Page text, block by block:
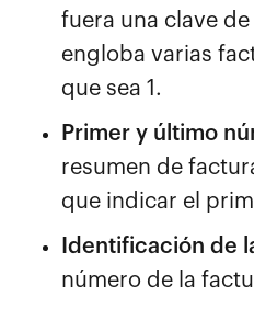
fuera una clave
engloba varias
que sea 1.
Primer y último
resumen de
que indicar el
Identificación de
número de la